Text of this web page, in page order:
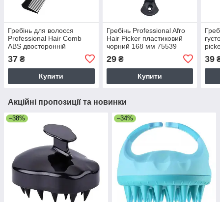
Гребінь для волосся
Professional Hair Comb
ABS двосторонній
37 ₴
Купити
Гребінь Professional Afro
Hair Picker пластиковий
чорний 168 мм 75539
29₴
Купити
39
Акційні пропозиції та новинки
–38% –34%